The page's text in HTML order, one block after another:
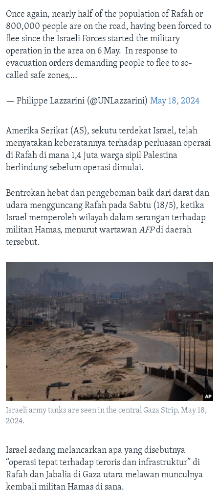
Once again, nearly half of the population of Rafah or
800,000 people are on the road, having been forced to
flee since the Israeli Forces started the military
operation in the area on 6 May. In response to
evacuation orders demanding people to flee to so-
called safe zones,…
— Philippe Lazzarini (@UNLazzarini) May 18, 2024
Amerika Serikat (AS), sekutu terdekat Israel, telah
menyatakan keberatannya terhadap perluasan operasi
di Rafah di mana 1,4 juta warga sipil Palestina
berlindung sebelum operasi dimulai.
Bentrokan hebat dan pengeboman baik dari darat dan
udara mengguncang Rafah pada Sabtu (18/5), ketika
Israel memperoleh wilayah dalam serangan terhadap
militan Hamas, menurut wartawan AFPdi daerah
tersebut.
Israeli army tanks are seen in the central Gaza Strip, May 18,
2024.
Israel sedang melancarkan apa yang disebutnya
“operasi tepat terhadap teroris dan infrastruktur” di
Rafah dan Jabalia di Gaza utara melawan munculnya
kembali militan Hamas di sana.